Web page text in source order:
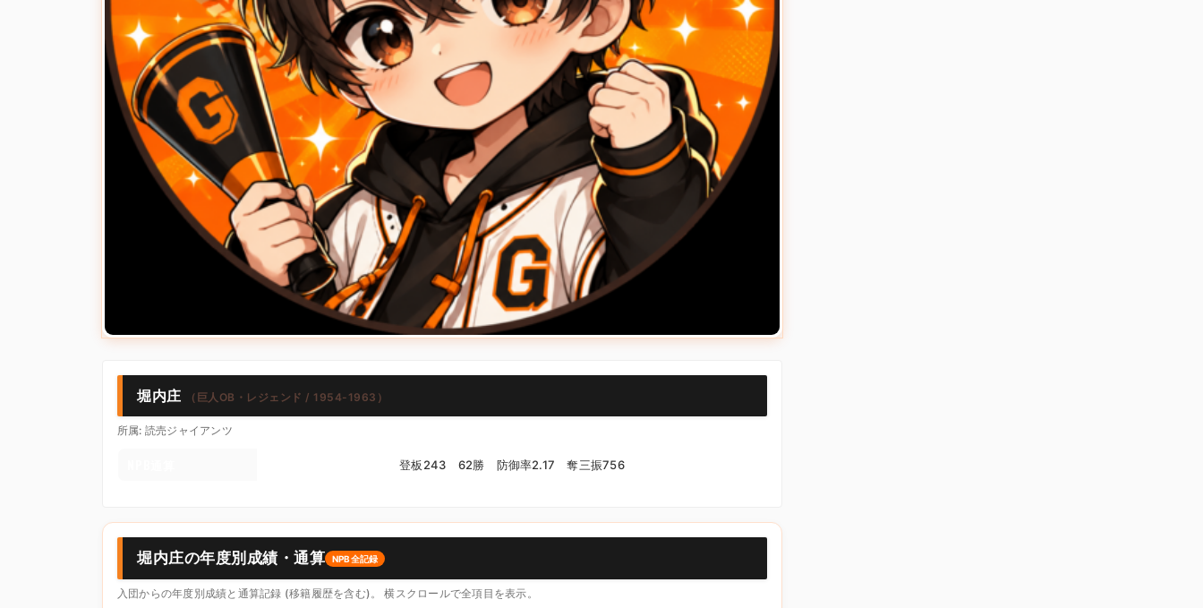
堀内庄 （巨人OB・レジェンド / 1954-1963）
所属: 読売ジャイアンツ
登板243 62勝 防御率2.17 奪三振756
堀内庄の年度別成績・通算 NPB全記録
入団からの年度別成績と通算記録 (移籍履歴を含む)。 横スクロールで全項目を表示。